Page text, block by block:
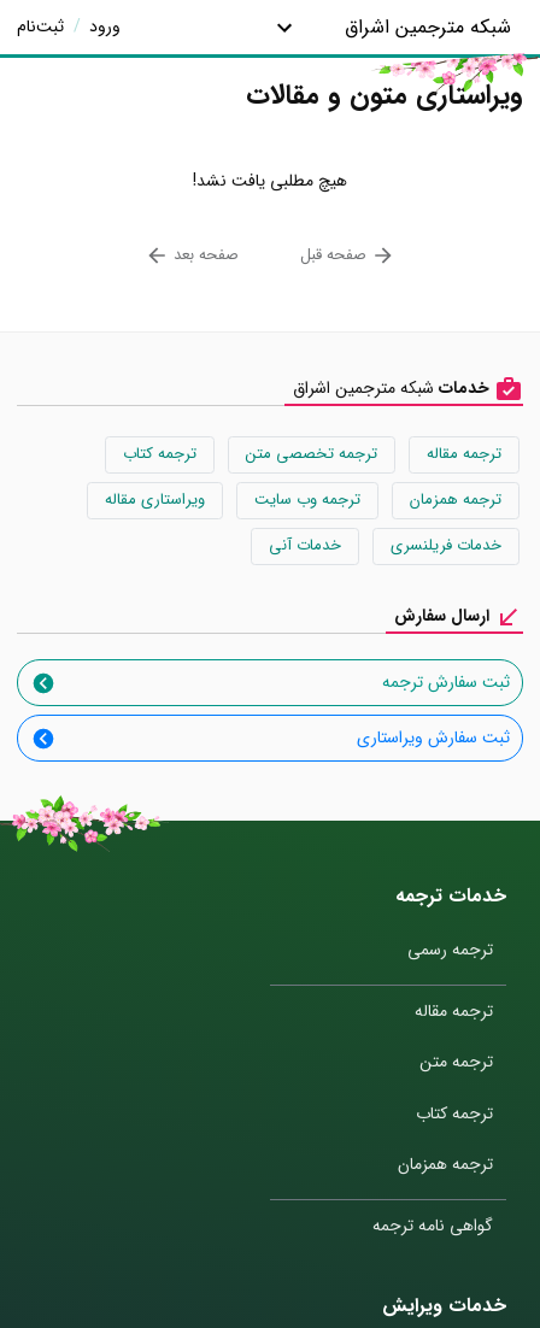
شبکه مترجمین اشراق ورود / ثبت‌نام
ویراستاری متون و مقالات
هیچ مطلبی یافت نشد!
صفحه قبل صفحه بعد
خدمات شبکه مترجمین اشراق
ترجمه مقاله ترجمه تخصصی متن
ترجمه کتاب
ترجمه همزمان
ترجمه وب سایت
ویراستاری مقاله
خدمات فریلنسری
خدمات آنی
ارسال سفارش
ثبت سفارش ترجمه
ثبت سفارش ویراستاری
خدمات ترجمه
ترجمه رسمی
ترجمه مقاله
ترجمه متن
ترجمه کتاب
ترجمه همزمان
گواهی نامه ترجمه
خدمات ویرایش